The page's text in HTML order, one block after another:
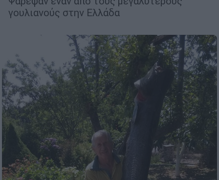
γουλιανούς στην Ελλάδα